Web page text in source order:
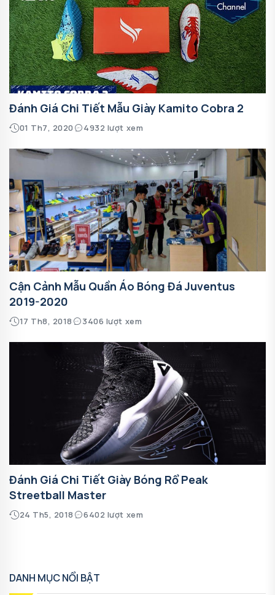
Đánh Giá Chi Tiết Mẫu Giày Kamito Cobra 2
01 Th7, 2020 4932 lượt xem
Cận Cảnh Mẫu Quần Áo Bóng Đá Juventus
2019-2020
17 Th8, 2018 3406 lượt xem
Đánh Giá Chi Tiết Giày Bóng Rổ Peak
Streetball Master
24 Th5, 2018 6402 lượt xem
DANH MỤC NỔI BẬT